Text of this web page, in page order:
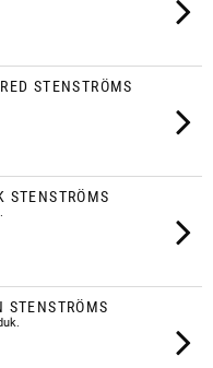
STENSTRÖMS
STENSTRÖMS
STENSTRÖMS